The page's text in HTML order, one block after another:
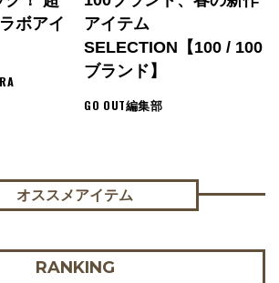
ボアイ
アイテム
SELECTION【100 / 100
ブランド】
GO OUT編集部
オススメアイテム
RANKING